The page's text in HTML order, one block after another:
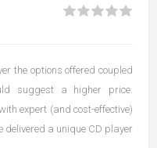
the options offered coupled
suggest a higher price.
expert (and cost-effective)
delivered a unique CD player